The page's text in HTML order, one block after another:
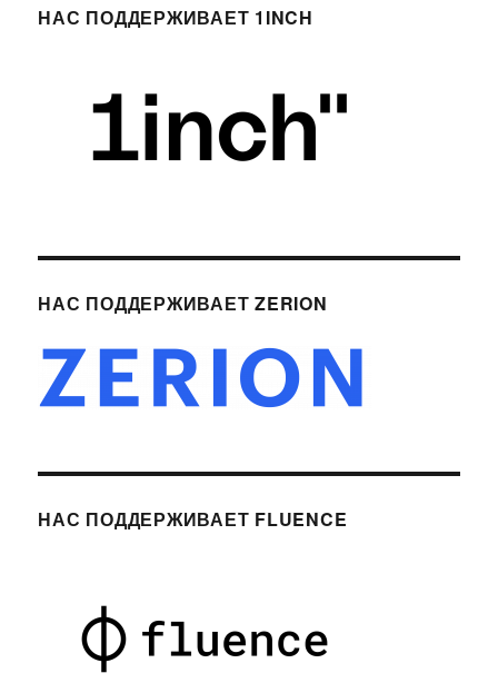
НАС ПОДДЕРЖИВАЕТ 1INCH
НАС ПОДДЕРЖИВАЕТ ZERION
НАС ПОДДЕРЖИВАЕТ FLUENCE